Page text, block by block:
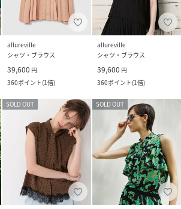
allureville
シャツ・ブラウス
39,600 円
360ポイント(1倍)
allureville
シャツ・ブラウス
39,600 円
360ポイント(1倍)
SOLD OUT SOLD OUT